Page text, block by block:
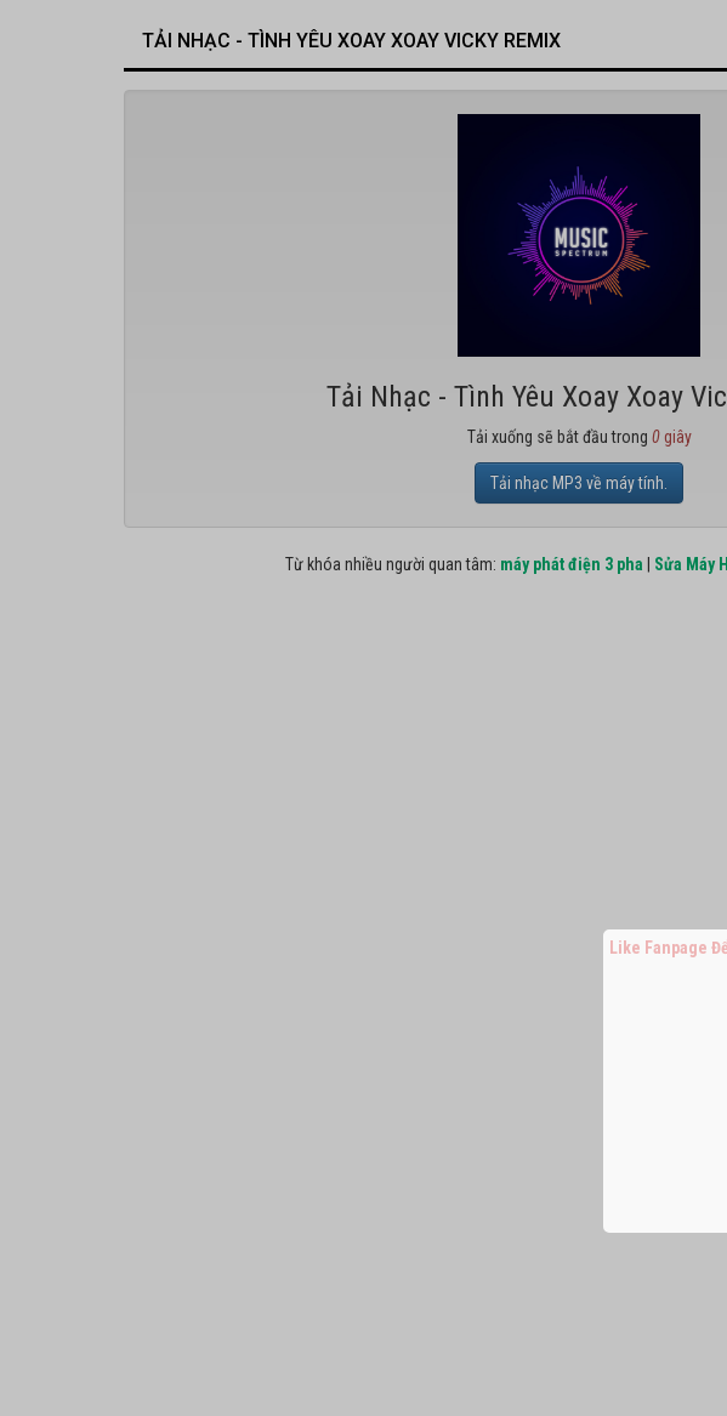
TẢI NHẠC - TÌNH YÊU XOAY XOAY VICKY REMIX
Tải Nhạc - Tình Yêu Xoay Xoay
Tải xuống sẽ bắt đầu trong 0giây
Tải nhạc MP3 về máy tính.
Từ khóa nhiều người quan tâm: máy phát điện 3 pha Sửa Máy
Like Fanpage